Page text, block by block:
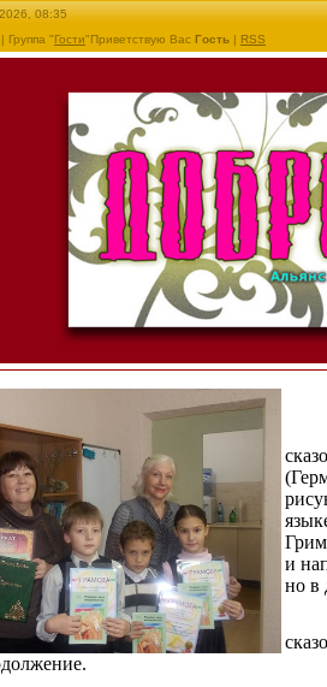
08:35
| Группа "Гости"Приветствую Вас Гость | RSS
и
но в